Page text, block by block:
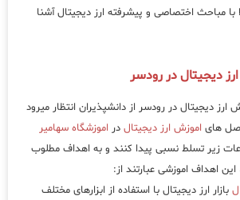
با مباحث اختصاصی و پیشرفته ارز دیجیتال آشنا
دیجیتال در رودسر
ارز دیجیتال در رودسر از دانشپذیران انتظار میرود
های اموزش ارز دیجیتال در اموزشگاه سهامیر
زیر تسلط نسبی پیدا کنند و به اهداف مطلوب
اهداف اموزشی عبارتند از:
بازار ارز دیجیتال با استفاده از ابزارهای مختلف